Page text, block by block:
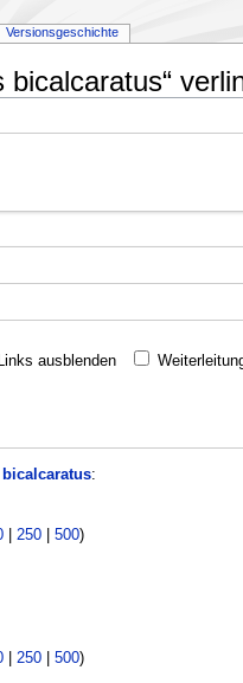
Links ausblenden
:
| 250| 500)
| 250| 500)
Versionsgeschichte